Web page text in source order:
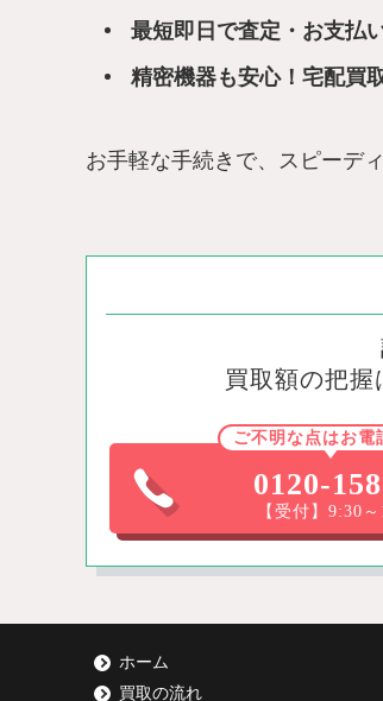
最短即日で査定・お支払
精密機器も安心！宅配買
お手軽な手続きで、スピーデ
買取額の把握
ご不明な点はお電
0120-
【受付】9:30
ホーム
買取の流れ